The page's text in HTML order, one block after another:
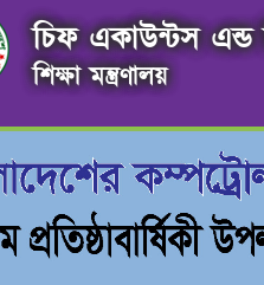
চিফ একাউন্টস এন্ড
শিক্ষা মন্ত্রণালয়